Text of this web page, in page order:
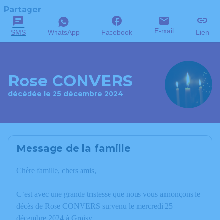
Partager
SMS WhatsApp Facebook E-mail Lien
Rose CONVERS
décédée le 25 décembre 2024
Message de la famille
Chère famille, chers amis,
C’est avec une grande tristesse que nous vous annonçons le
décès de Rose CONVERS survenu le mercredi 25
décembre 2024 à Groisy.